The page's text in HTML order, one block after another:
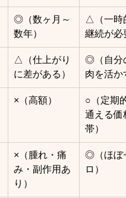
◎（数ヶ月～
数年）
△（一時
継続が必
△（仕上がり
に差がある）
◎（自分
肉を活か
×（高額）
○（定期
通える価
帯）
×（腫れ・痛
み・副作用あ
り）
◎（ほぼ
ロ）